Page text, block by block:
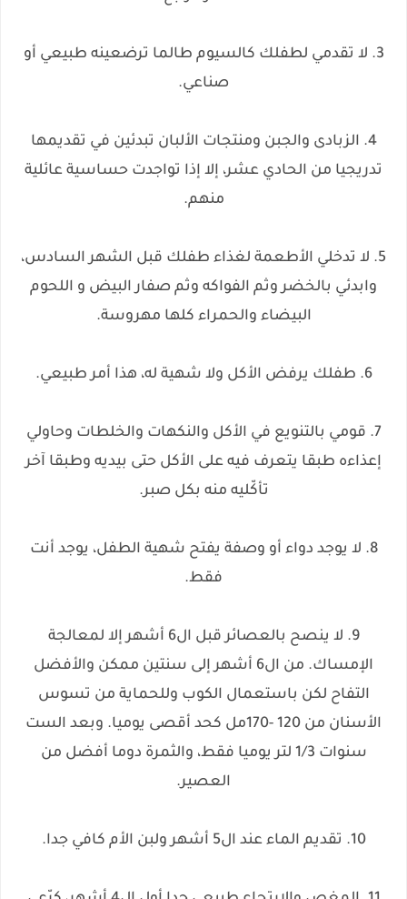
3. لا تقدمي لطفلك كالسيوم طالما ترضعينه طبيعي أو
صناعي.
4. الزبادى والجبن ومنتجات الألبان تبدئين في تقديمها
تدريجيا من الحادي عشر، إلا إذا تواجدت حساسية عائلية
منهم.
5. لا تدخلي الأطعمة لغذاء طفلك قبل الشهر السادس،
وابدئي بالخضر وثم الفواكه وثم صفار البيض و اللحوم
البيضاء والحمراء كلها مهروسة.
6. طفلك يرفض الأكل ولا شهية له، هذا أمر طبيعي.
7. قومي بالتنويع في الأكل والنكهات والخلطات وحاولي
إعذاءه طبقا يتعرف فيه على الأكل حتى بيديه وطبقا آخر
تأكّليه منه بكل صبر.
8. لا يوجد دواء أو وصفة يفتح شهية الطفل، يوجد أنت
فقط.
9. لا ينصح بالعصائر قبل ال6 أشهر إلا لمعالجة
الإمساك. من ال6 أشهر إلى سنتين ممكن والأفضل
التفاح لكن باستعمال الكوب وللحماية من تسوس
الأسنان من 120 -170مل كحد أقصى يوميا. وبعد الست
سنوات 1/3 لتر يوميا فقط، والثمرة دوما أفضل من
العصير.
10. تقديم الماء عند ال5 أشهر ولبن الأم كافي جدا.